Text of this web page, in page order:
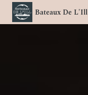
Bateaux De L'Ill